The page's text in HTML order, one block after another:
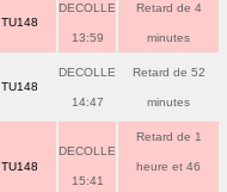
TU148
DECOLLE
13:59
Retard de 4
minutes
TU148
DECOLLE
14:47
Retard de 52
minutes
TU148
DECOLLE
15:41
Retard de 1
heure et 46